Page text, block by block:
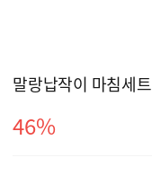
말랑납작이 마침세트
46%